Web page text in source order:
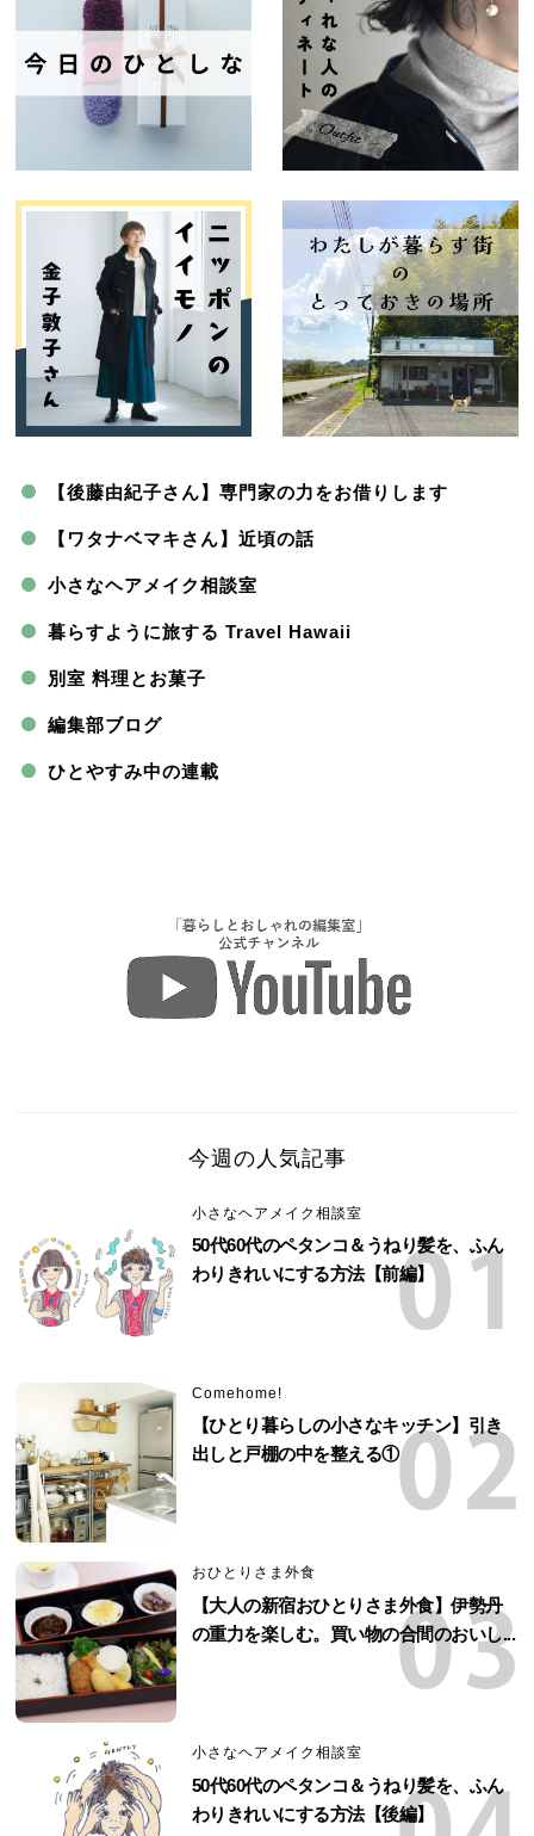
【後藤由紀子さん】専門家の力をお借りします
【ワタナベマキさん】近頃の話
小さなヘアメイク相談室
暮らすように旅する Travel Hawaii
別室 料理とお菓子
編集部ブログ
ひとやすみ中の連載
今週の人気記事
小さなヘアメイク相談室
50代60代のペタンコ＆うねり髪を、ふん
わりきれいにする方法【前編】
Comehome!
【ひとり暮らしの小さなキッチン】引き
出しと戸棚の中を整える①
おひとりさま外食
【大人の新宿おひとりさま外食】伊勢丹
の重力を楽しむ。買い物の合間のおいし...
小さなヘアメイク相談室
50代60代のペタンコ＆うねり髪を、ふん
わりきれいにする方法【後編】